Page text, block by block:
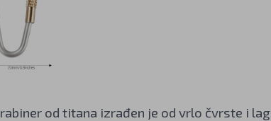
od titana izrađen je od vrlo čvrste i